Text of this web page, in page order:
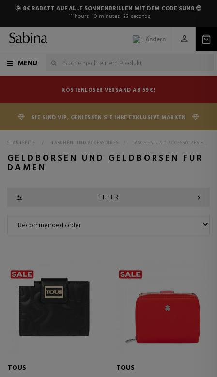
🌞 8€ RABATT AUF ALLE SONNENBRILLEN MIT DEM CODE SUN8 😎
11 hours 10 minutes 31 seconds
Ändern
MENU
KOSTENLOSER VERSAND AB 59€!
SIE SIND VIP, GENIESSEN SIE IHRE EXKLUSIVE MARKEN
STARTSEITE > TASCHEN UND ACCESSOIRES > TASCHEN UND ACCESSOIRES FÜR DAMEN
GELDBÖRSEN UND GELDBÖRSEN FÜR
DAMEN
FILTER
TOUS
TOUS